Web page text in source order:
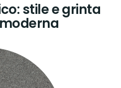
stile e grinta